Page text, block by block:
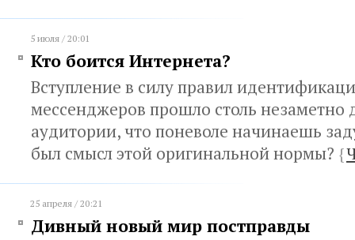
5 июля / 20:01
Кто боится Интернета?
Вступление в силу правил
мессенджеров прошло столь незаметно
аудитории, что поневоле начинаешь
был смысл этой оригинальной нормы? {
25 апреля / 20:21
Дивный новый мир постправды